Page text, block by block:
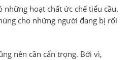
những hoạt chất ức chế tiểu cầu.
cho những người đang bị rối
nên cần cẩn trọng. Bởi vì,